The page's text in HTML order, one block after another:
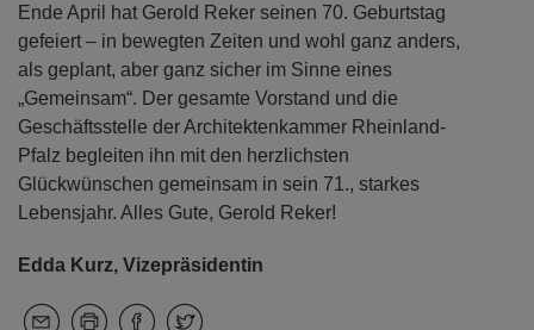
Ende April hat Gerold Reker seinen 70. Geburtstag
gefeiert – in bewegten Zeiten und wohl ganz anders,
als geplant, aber ganz sicher im Sinne eines
„Gemeinsam“. Der gesamte Vorstand und die
Geschäftsstelle der Architektenkammer Rheinland-
Pfalz begleiten ihn mit den herzlichsten
Glückwünschen gemeinsam in sein 71., starkes
Lebensjahr. Alles Gute, Gerold Reker!
Edda Kurz, Vizepräsidentin